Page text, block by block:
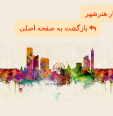
هنرشهر
بازگشت به صفحه اصلی